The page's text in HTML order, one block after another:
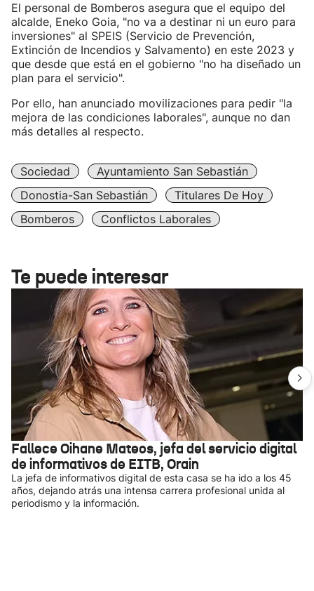
El personal de Bomberos asegura que el equipo del
alcalde, Eneko Goia, "no va a destinar ni un euro para
inversiones" al SPEIS (Servicio de Prevención,
Extinción de Incendios y Salvamento) en este 2023 y
que desde que está en el gobierno "no ha diseñado un
plan para el servicio".
Por ello, han anunciado movilizaciones para pedir "la
mejora de las condiciones laborales", aunque no dan
más detalles al respecto.
Sociedad
Ayuntamiento San Sebastián
Donostia-San Sebastián
Titulares De Hoy
Bomberos
Conflictos Laborales
Te puede interesar
Fallece Oihane Mateos, jefa del servicio digital
de informativos de EITB, Orain
La jefa de informativos digital de esta casa se ha ido a los 45
años, dejando atrás una intensa carrera profesional unida al
periodismo y la información.